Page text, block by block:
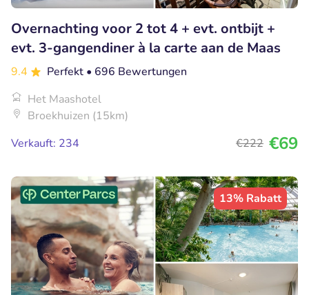
Overnachting voor 2 tot 4 + evt. ontbijt +
evt. 3-gangendiner à la carte aan de Maas
9.4 Perfekt • 696 Bewertungen
Het Maashotel
Broekhuizen (15km)
Verkauft: 234
€222 €69
13% Rabatt